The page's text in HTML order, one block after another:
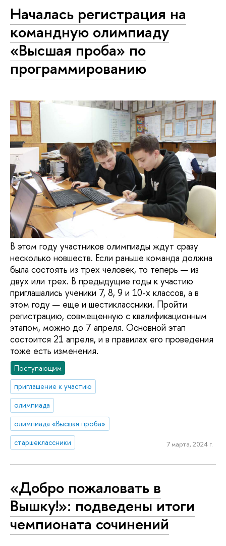
Началась регистрация на
командную олимпиаду
«Высшая проба» по
программированию
В этом году участников олимпиады ждут сразу
несколько новшеств. Если раньше команда должна
была состоять из трех человек, то теперь — из
двух или трех. В предыдущие годы к участию
приглашались ученики 7, 8, 9 и 10-х классов, а в
этом году — еще и шестиклассники. Пройти
регистрацию, совмещенную с квалификационным
этапом, можно до 7 апреля. Основной этап
состоится 21 апреля, и в правилах его проведения
тоже есть изменения.
Поступающим
приглашение к участию
олимпиада
олимпиада «Высшая проба»
старшеклассники
7 марта, 2024 г.
«Добро пожаловать в
Вышку!»: подведены итоги
чемпионата сочинений